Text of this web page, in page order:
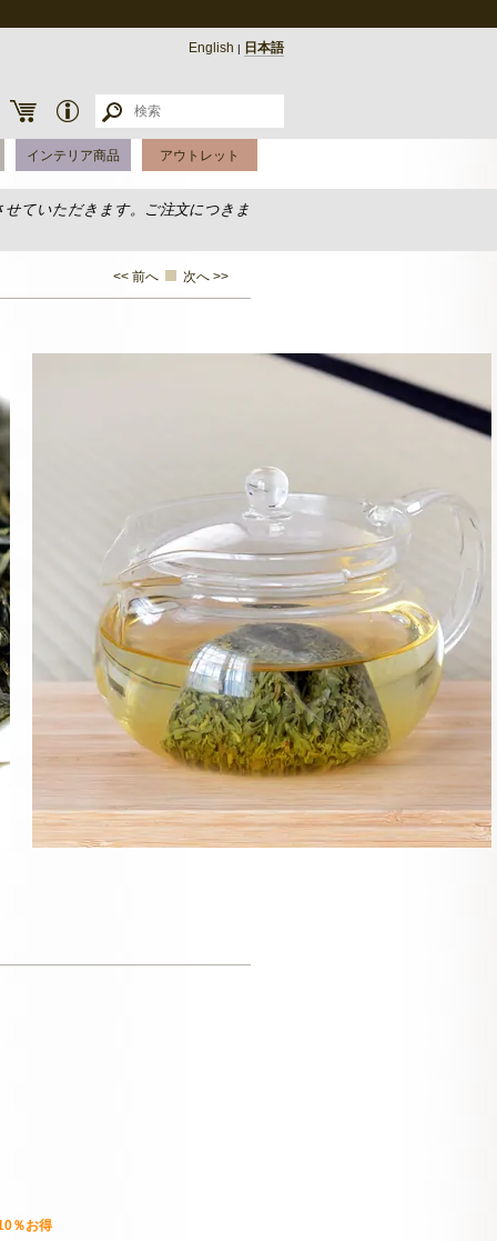
English | 日本語
インテリア商品 アウトレット
せていただきます。ご注文につきま
<< 前へ 次へ >>
％お得